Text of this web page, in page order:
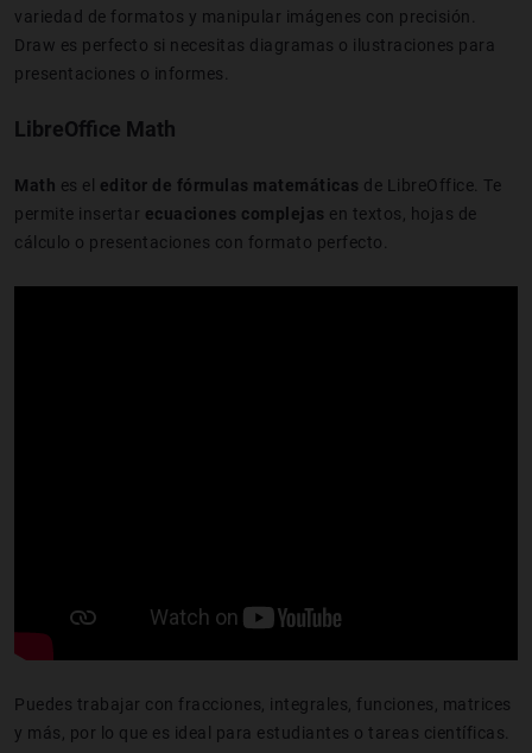
variedad de formatos y manipular imágenes con precisión.
Draw es perfecto si necesitas diagramas o ilustraciones para
presentaciones o informes.
LibreOffice Math
Math es el editor de fórmulas matemáticas de LibreOffice. Te
permite insertar ecuaciones complejas en textos, hojas de
cálculo o presentaciones con formato perfecto.
Puedes trabajar con fracciones, integrales, funciones, matrices
y más, por lo que es ideal para estudiantes o tareas científicas.